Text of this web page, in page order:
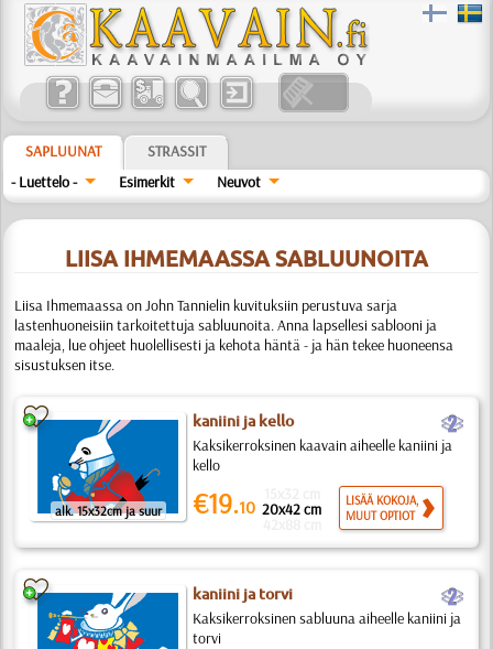
SAPLUUNAT
STRASSIT
- Luettelo -
Esimerkit Neuvot
LIISA IHMEMAASSA SABLUUNOITA
Liisa Ihmemaassa on John Tannielin kuvituksiin perustuva sarja
lastenhuoneisiin tarkoitettuja sabluunoita. Anna lapsellesi sablooni ja
maaleja, lue ohjeet huolellisesti ja kehota häntä - ja hän tekee huoneensa
sisustuksen itse.
alk. 15x32cm ja suur
kaniini ja kello b
Kaksikerroksinen kaavain aiheelle kaniini ja
kello
€19.10 20x42 cm
LISÄÄ KOKOJA,
MUUT OPTIOT
kaniini ja torvi b
Kaksikerroksinen sabluuna aiheelle kaniini ja
torvi